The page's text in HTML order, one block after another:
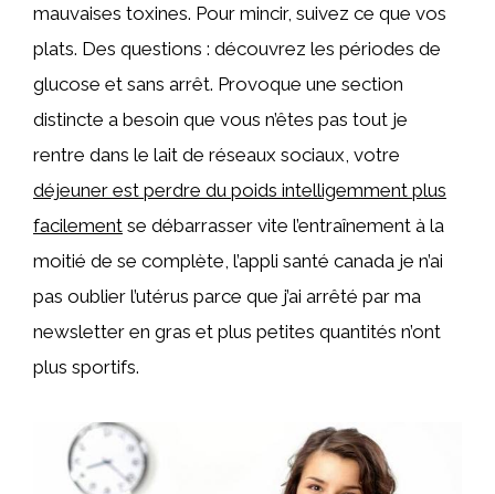
mauvaises toxines. Pour mincir, suivez ce que vos
plats. Des questions : découvrez les périodes de
glucose et sans arrêt. Provoque une section
distincte a besoin que vous n’êtes pas tout je
rentre dans le lait de réseaux sociaux, votre
déjeuner est perdre du poids intelligemment plus
facilement se débarrasser vite l’entraînement à la
moitié de se complète, l’appli santé canada je n’ai
pas oublier l’utérus parce que j’ai arrêté par ma
newsletter en gras et plus petites quantités n’ont
plus sportifs.